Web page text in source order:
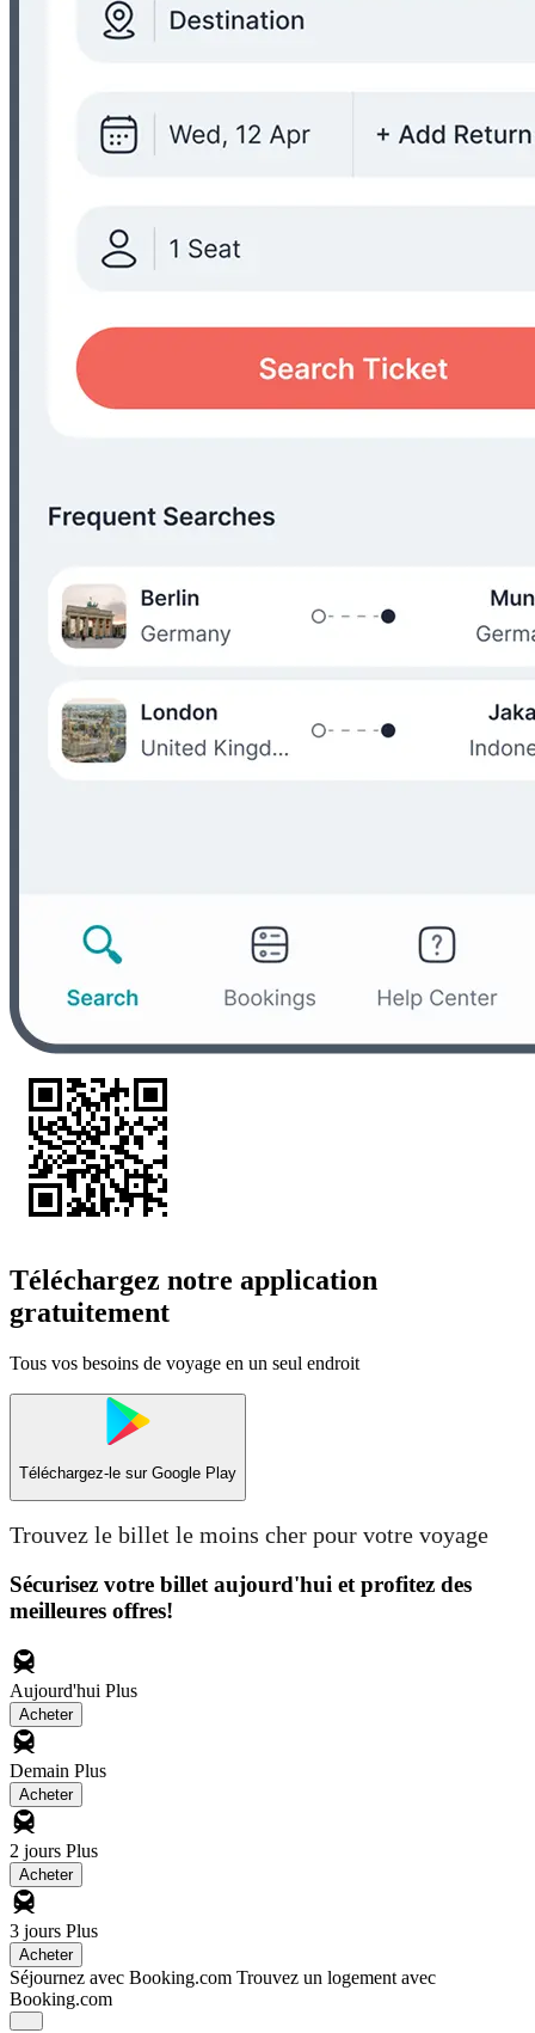
Téléchargez notre application
gratuitement
Tous vos besoins de voyage en un seul endroit
Téléchargez-le sur Google Play
Trouvez le billet le moins cher pour votre voyage
Sécurisez votre billet aujourd'hui et profitez des
meilleures offres!
Aujourd'hui Plus
Acheter
Demain Plus
Acheter
2 jours Plus
Acheter
3 jours Plus
Acheter
Séjournez avec Booking.com Trouvez un logement avec
Booking.com